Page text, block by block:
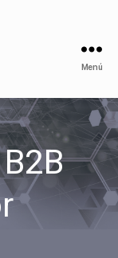
Menú